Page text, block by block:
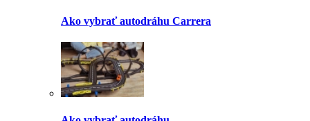
Ako vybrať autodráhu Carrera